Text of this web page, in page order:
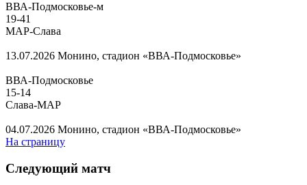
ВВА-Подмосковье-м
19-41
МАР-Слава
13.07.2026 Монино, стадион «ВВА-Подмосковье»
ВВА-Подмосковье
15-14
Слава-МАР
04.07.2026 Монино, стадион «ВВА-Подмосковье»
На страницу
Следующий матч